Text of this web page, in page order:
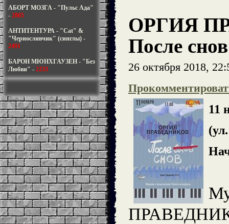
АБОРТ МОЗГА - "Пульс Ада"
- 2805
АНТИТЕНТУРА - "Cat" &
"Черносливчик" (синглы) -
2491
БАРОН МЮНХГАУЗЕН - "Без
Любви" - 2233
ОРГИЯ
После снов
26 октября 2018,
11